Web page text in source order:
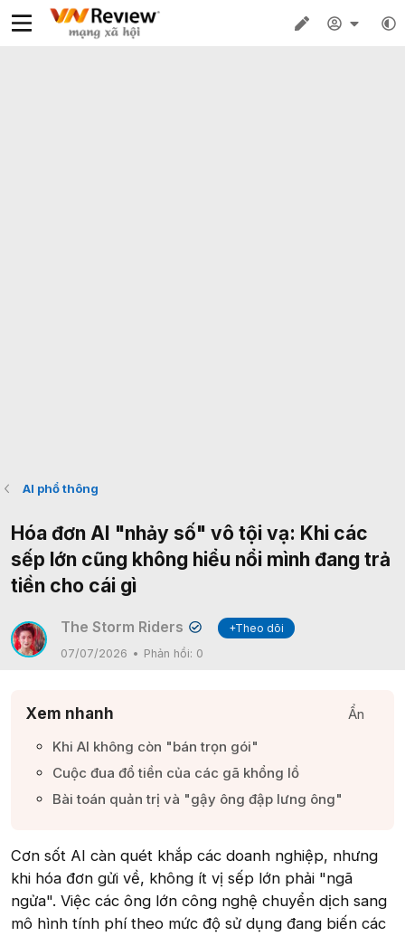
AI phổ thông
Hóa đơn AI "nhảy số" vô tội vạ: Khi các
sếp lớn cũng không hiểu nổi mình đang trả
tiền cho cái gì
The Storm Riders ✔
+Theo dõi
07/07/2026
Phản hồi: 0
Xem nhanh
Ẩn
Khi AI không còn "bán trọn gói"​
Cuộc đua đổ tiền của các gã khổng lồ​
Bài toán quản trị và "gậy ông đập lưng ông"​
Cơn sốt AI càn quét khắp các doanh nghiệp, nhưng
khi hóa đơn gửi về, không ít vị sếp lớn phải "ngã
ngửa". Việc các ông lớn công nghệ chuyển dịch sang
mô hình tính phí theo mức độ sử dụng đang biến các